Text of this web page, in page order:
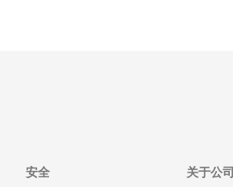
安全 关于公司